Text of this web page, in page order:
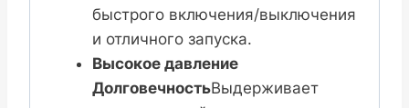
быстрого включения/выключения
и отличного запуска.
Высокое давление
ДолговечностьВыдерживает